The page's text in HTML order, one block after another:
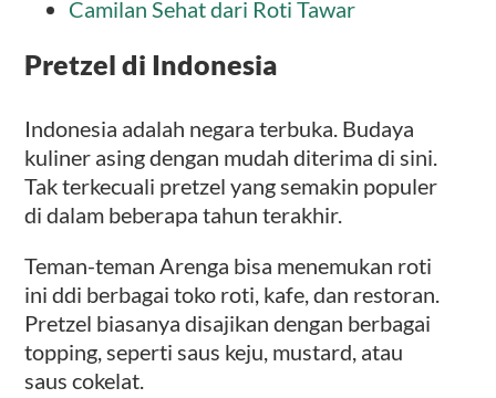
Camilan Sehat dari Roti Tawar
Pretzel di Indonesia
Indonesia adalah negara terbuka. Budaya
kuliner asing dengan mudah diterima di sini.
Tak terkecuali pretzel yang semakin populer
di dalam beberapa tahun terakhir.
Teman-teman Arenga bisa menemukan roti
ini ddi berbagai toko roti, kafe, dan restoran.
Pretzel biasanya disajikan dengan berbagai
topping, seperti saus keju, mustard, atau
saus cokelat.